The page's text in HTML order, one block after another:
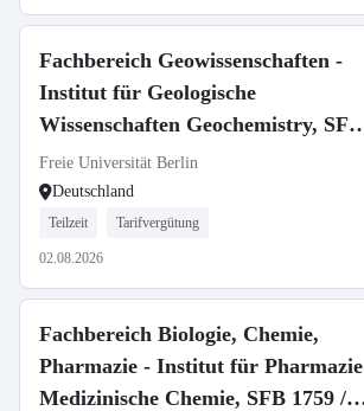
Fachbereich Geowissenschaften -
Institut für Geologische
Wissenschaften Geochemistry, SFB
1759
Freie Universität Berlin
Deutschland
Teilzeit Tarifvergütung
02.08.2026
Fachbereich Biologie, Chemie,
Pharmazie - Institut für Pharmazie
Medizinische Chemie, SFB 1759 /